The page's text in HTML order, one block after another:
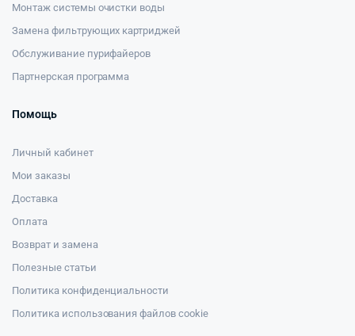
Монтаж системы очистки воды
Замена фильтрующих картриджей
Обслуживание пурифайеров
Партнерская программа
Помощь
Личный кабинет
Мои заказы
Доставка
Оплата
Возврат и замена
Полезные статьи
Политика конфиденциальности
Политика использования файлов cookie